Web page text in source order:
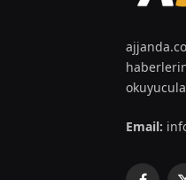
Email: